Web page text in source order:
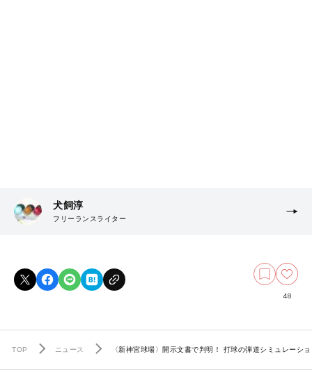
犬飼淳
フリーランスライター
48
TOP ニュース 〈新神宮球場〉開示文書で判明！ 打球の弾道シミュレーシ